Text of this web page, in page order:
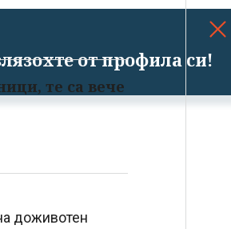
от профила си!
те са вече
доживотен